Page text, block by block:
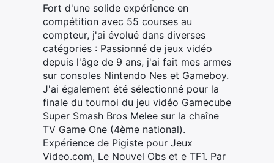
Fort d'une solide expérience en
compétition avec 55 courses au
compteur, j'ai évolué dans diverses
catégories : Passionné de jeux vidéo
depuis l'âge de 9 ans, j'ai fait mes armes
sur consoles Nintendo Nes et Gameboy.
J'ai également été sélectionné pour la
finale du tournoi du jeu vidéo Gamecube
Super Smash Bros Melee sur la chaîne
TV Game One (4ème national).
Expérience de Pigiste pour Jeux
Video.com, Le Nouvel Obs et e TF1. Par